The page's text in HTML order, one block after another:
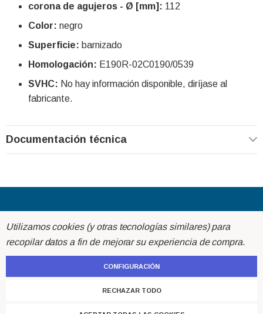
corona de agujeros - Ø [mm]: 112
Color: negro
Superficie: barnizado
Homologación: E190R-02C0190/0539
SVHC: No hay información disponible, diríjase al
fabricante.
Documentación técnica
Acerca de
Ayuda
Utilizamos cookies (y otras tecnologías similares) para
recopilar datos a fin de mejorar su experiencia de compra.
CONFIGURACIÓN
RECHAZAR TODO